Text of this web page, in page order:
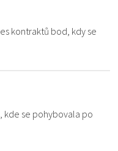
kontraktů bod, kdy se
kde se pohybovala po